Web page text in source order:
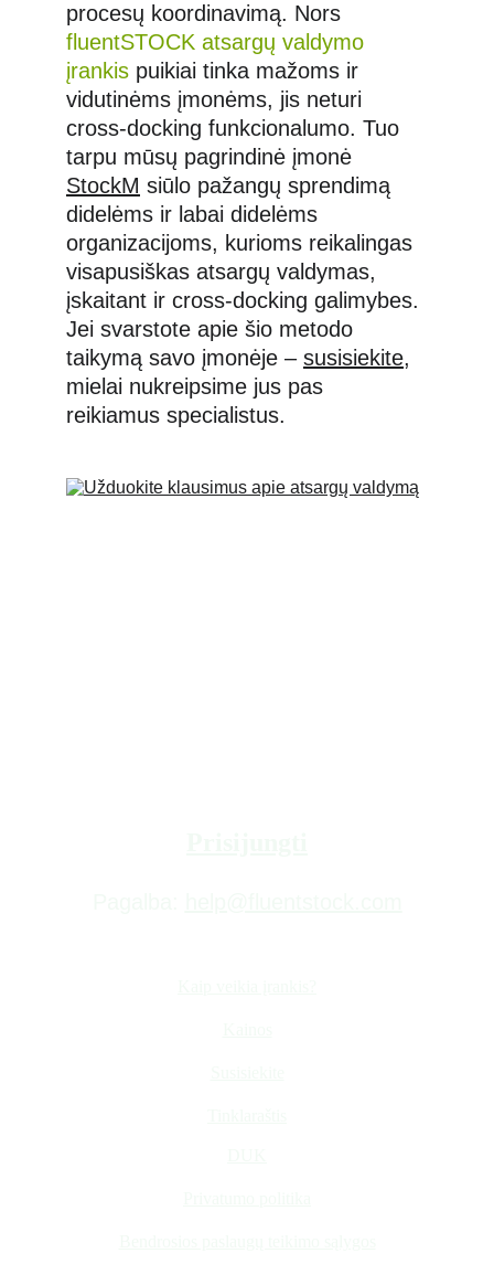
procesų koordinavimą. Nors
fluentSTOCK atsargų valdymo
įrankis puikiai tinka mažoms ir
vidutinėms įmonėms, jis neturi
cross-docking funkcionalumo. Tuo
tarpu mūsų pagrindinė įmonė
StockM siūlo pažangų sprendimą
didelėms ir labai didelėms
organizacijoms, kurioms reikalingas
visapusiškas atsargų valdymas,
įskaitant ir cross-docking galimybes.
Jei svarstote apie šio metodo
taikymą savo įmonėje – susisiekite,
mielai nukreipsime jus pas
reikiamus specialistus.